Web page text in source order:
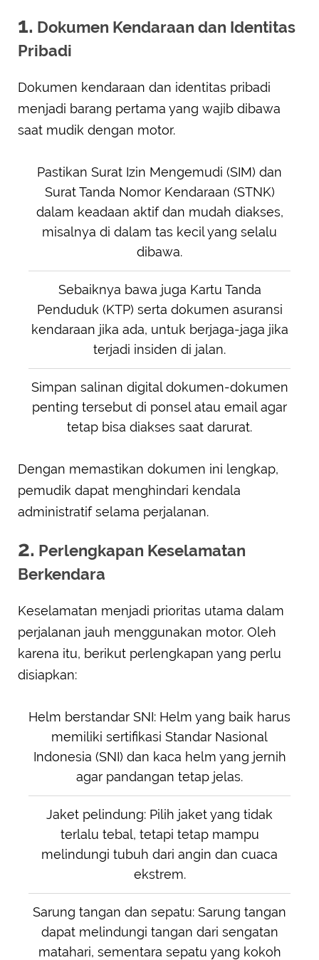
1. Dokumen Kendaraan dan Identitas
Pribadi
Dokumen kendaraan dan identitas pribadi
menjadi barang pertama yang wajib dibawa
saat mudik dengan motor.
Pastikan Surat Izin Mengemudi (SIM) dan
Surat Tanda Nomor Kendaraan (STNK)
dalam keadaan aktif dan mudah diakses,
misalnya di dalam tas kecil yang selalu
dibawa.
Sebaiknya bawa juga Kartu Tanda
Penduduk (KTP) serta dokumen asuransi
kendaraan jika ada, untuk berjaga-jaga jika
terjadi insiden di jalan.
Simpan salinan digital dokumen-dokumen
penting tersebut di ponsel atau email agar
tetap bisa diakses saat darurat.
Dengan memastikan dokumen ini lengkap,
pemudik dapat menghindari kendala
administratif selama perjalanan.
2. Perlengkapan Keselamatan
Berkendara
Keselamatan menjadi prioritas utama dalam
perjalanan jauh menggunakan motor. Oleh
karena itu, berikut perlengkapan yang perlu
disiapkan:
Helm berstandar SNI: Helm yang baik harus
memiliki sertifikasi Standar Nasional
Indonesia (SNI) dan kaca helm yang jernih
agar pandangan tetap jelas.
Jaket pelindung: Pilih jaket yang tidak
terlalu tebal, tetapi tetap mampu
melindungi tubuh dari angin dan cuaca
ekstrem.
Sarung tangan dan sepatu: Sarung tangan
dapat melindungi tangan dari sengatan
matahari, sementara sepatu yang kokoh